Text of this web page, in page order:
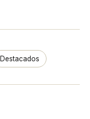
Destacados